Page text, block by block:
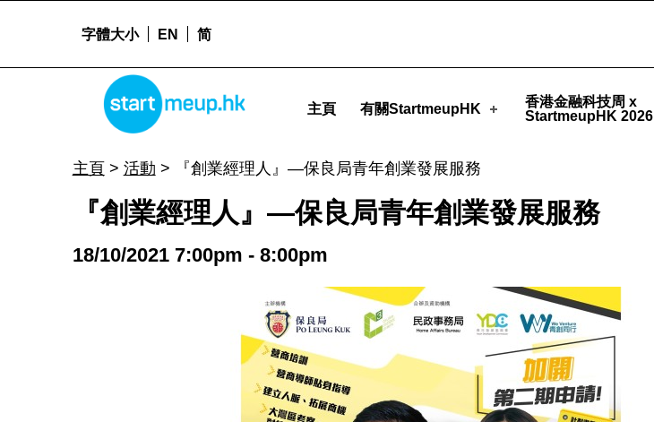
STARTMEUPHK
主頁 有關StartmeupHK
香港金融科技周 x
StartmeupHK 2026
字體大小 EN 简
主頁> 活動 > 『創業經理人』—保良局青年創業發展服務
『創業經理人』—保良局青年創業發展服務
18/10/2021 7:00pm - 8:00pm